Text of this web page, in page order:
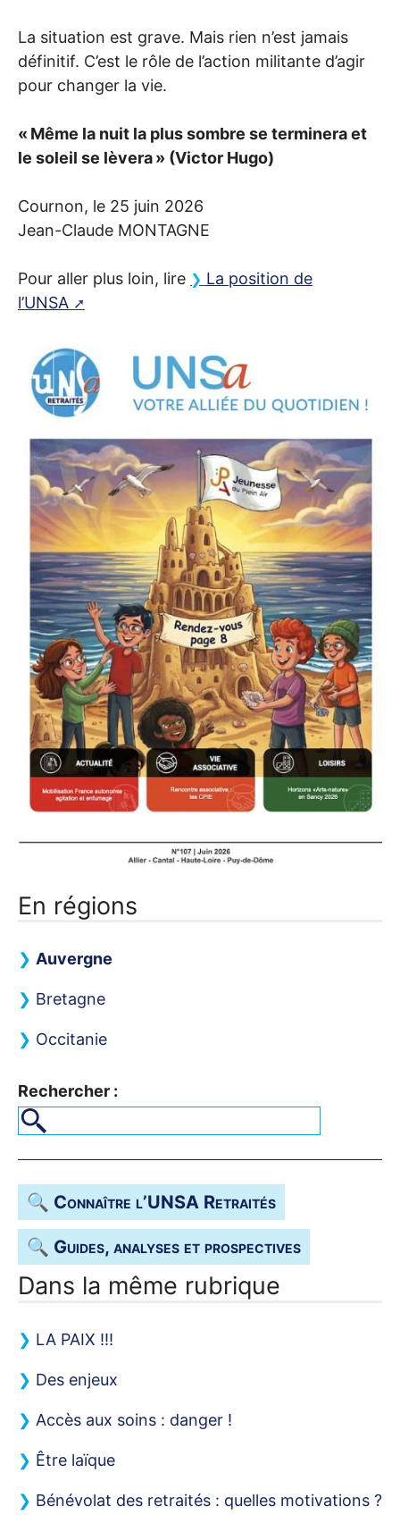
La situation est grave. Mais rien n’est jamais
définitif. C’est le rôle de l’action militante d’agir
pour changer la vie.
« Même la nuit la plus sombre se terminera et
le soleil se lèvera» (Victor Hugo)
Cournon, le 25 juin 2026
Jean-Claude MONTAGNE
Pour aller plus loin, lire
La position de
l’UNSA
En régions
Auvergne
Bretagne
Occitanie
Rechercher :
🔍 Connaître l’UNSA Retraités
🔍 Guides, analyses et prospectives
Dans la même rubrique
LA PAIX !!!
Des enjeux
Accès aux soins : danger !
Être laïque
Bénévolat des retraités : quelles motivations ?